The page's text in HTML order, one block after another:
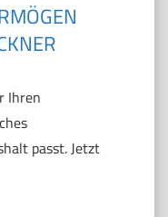
Ihren
passt. Jetzt